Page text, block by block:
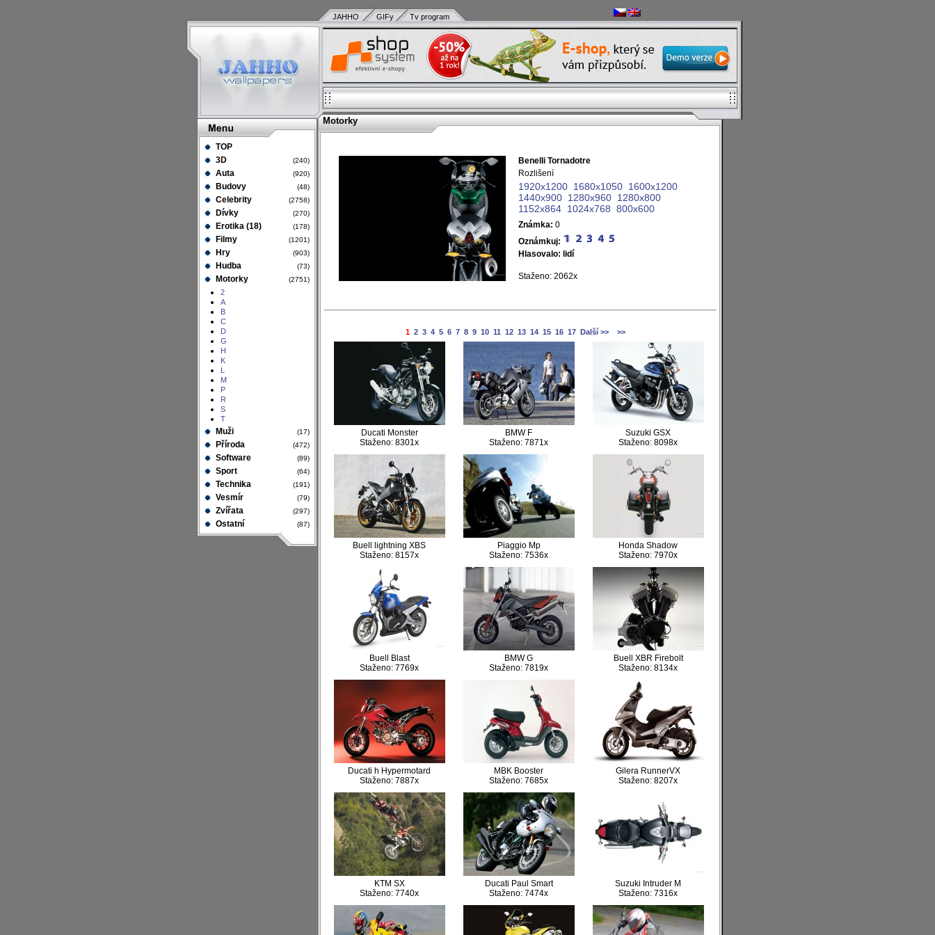
TOP
3D
(240)
Auta (920)
Budovy (48)
Celebrity (2758)
Dívky (270)
Erotika (18) (178)
Filmy (1201)
Hry (903)
Hudba (73)
Motorky (2751)
2
A
B
C
D
G
H
K
L
M
P
R
S
T
Muži (17)
Příroda (472)
Software (89)
Sport (64)
Technika (191)
Vesmír (79)
Zvířata (297)
Ostatní (87)
JAHHO GIFy Tv program
Motorky
Benelli Tornadotre
Rozlišení
1920x1200 1680x1050 1600x1200
1440x900 1280x960 1280x800
1152x864 1024x768 800x600
Známka: 0
Oznámkuj:
Hlasovalo: lidí
Staženo: 2062x
1 2 3 4 5 6 7 8 9 10 11 12 13 14 15 16 17 Další >> >>
Ducati Monster
Staženo: 8301x
BMW F
Staženo: 7871x
Suzuki GSX
Staženo: 8098x
Buell lightning XBS
Staženo: 8157x
Piaggio Mp
Staženo: 7536x
Honda Shadow
Staženo: 7970x
Buell Blast
Staženo: 7769x
BMW G
Staženo: 7819x
Buell XBR Firebolt
Staženo: 8134x
Ducati h Hypermotard
Staženo: 7887x
MBK Booster
Staženo: 7685x
Gilera RunnerVX
Staženo: 8207x
KTM SX
Staženo: 7740x
Ducati Paul Smart
Staženo: 7474x
Suzuki Intruder M
Staženo: 7316x